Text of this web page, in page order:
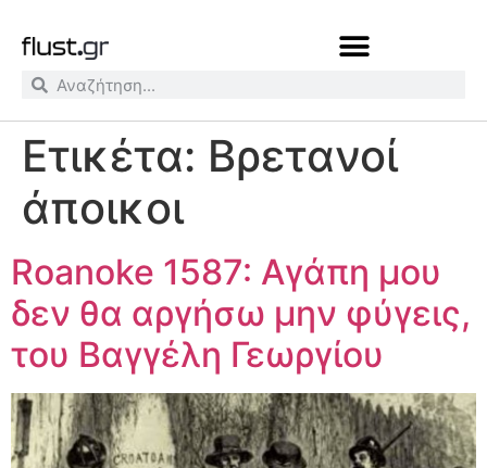
Ετικέτα: Βρετανοί
άποικοι
Roanoke 1587: Αγάπη μου
δεν θα αργήσω μην φύγεις,
του Βαγγέλη Γεωργίου